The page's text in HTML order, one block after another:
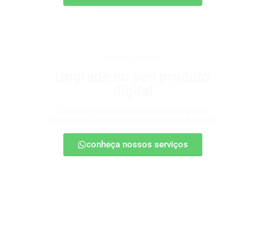
conheça nossos serviços